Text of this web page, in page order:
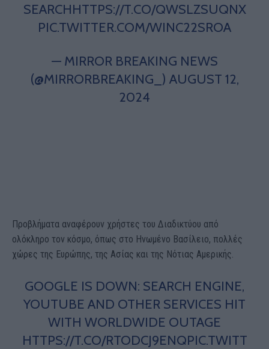
SEARCHHTTPS://T.CO/QWSLZSUQNX
PIC.TWITTER.COM/WINC22SROA
— MIRROR BREAKING NEWS
(@MIRRORBREAKING_) AUGUST 12,
2024
Προβλήματα αναφέρουν χρήστες του Διαδικτύου από
ολόκληρο τον κόσμο, όπως στο Ηνωμένο Βασίλειο, πολλές
χώρες της Ευρώπης, της Ασίας και της Νότιας Αμερικής.
GOOGLE IS DOWN: SEARCH ENGINE,
YOUTUBE AND OTHER SERVICES HIT
WITH WORLDWIDE OUTAGE
HTTPS://T.CO/RTODCJ9ENQPIC.TWITT